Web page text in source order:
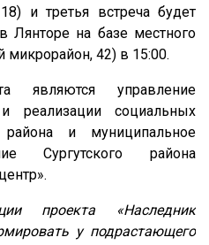
и третья встреча будет
Лянторе на базе местного
микрорайон, 42) в 15:00.
являются управление
реализации социальных
района и муниципальное
Сургутского района
проекта
«Наследник
у подрастающего